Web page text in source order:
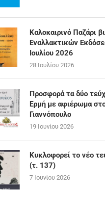
Καλοκαιρινό Παζάρι
Εναλλακτικών
Ιουλίου 2026
28 Ιουλίου 2026
Προσφορά τα δύο
Ερμή με αφιέρωμα
Γιαννόπουλο
19 Ιουνίου 2026
Κυκλοφορεί το νέο
(τ. 137)
7 Ιουνίου 2026